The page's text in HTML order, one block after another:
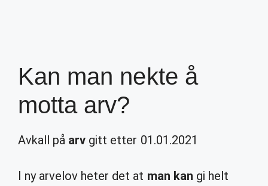
Kan man nekte å
motta arv?
Avkall på arv gitt etter 01.01.2021
I ny arvelov heter det at man kan gi helt